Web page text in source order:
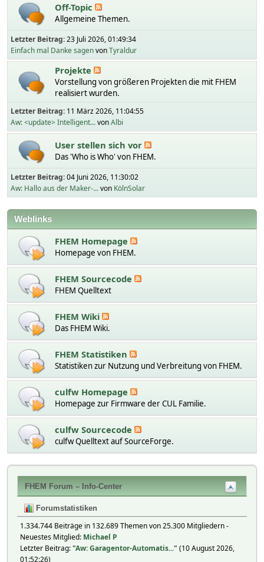
Off-Topic
Allgemeine Themen.
Letzter Beitrag:23 Juli 2026, 01:49:34
Einfach mal Danke sagenvonTyraldur
Projekte
Vorstellung von größeren Projekten die mit FHEM
realisiert wurden.
Letzter Beitrag: 11 März 2026, 11:04:55
Aw: <update> Intelligent...vonAlbi
User stellen sich vor
Das 'Who is Who' von FHEM.
Letzter Beitrag:04 Juni 2026, 11:30:02
Aw: Hallo aus der Maker-...von KölnSolar
Weblinks
FHEM Homepage
Homepage von FHEM.
FHEM Sourcecode
FHEM Quelltext
FHEM Wiki
Das FHEM Wiki.
FHEM Statistiken
Statistiken zur Nutzung und Verbreitung von FHEM.
culfw Homepage
Homepage zur Firmware der CUL Familie.
culfw Sourcecode
culfw Quelltext auf SourceForge.
FHEM Forum – Info-Center
Forumstatistiken
1.334.744 Beiträge in 132.689 Themen von 25.300 Mitgliedern -
Neuestes Mitglied: Michael P
Letzter Beitrag:"Aw: Garagentor-Automatis..." (10 August 2026,
01:52:26)